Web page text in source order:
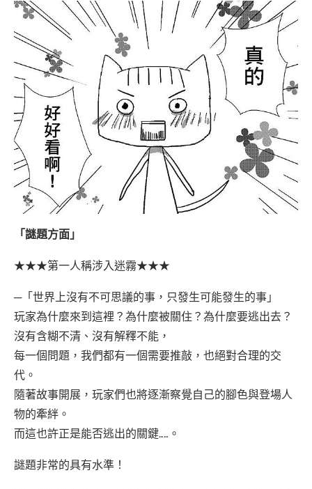
「謎題方面」
★★★第一人稱涉入迷霧★★★
─「世界上沒有不可思議的事，只發生可能發生的事」
玩家為什麼來到這裡？為什麼被關住？為什麼要逃出去？
沒有含糊不清、沒有解釋不能，
每一個問題，我們都有一個需要推敲，也絕對合理的交
代。
隨著故事開展，玩家們也將逐漸察覺自己的腳色與登場人
物的牽絆。
而這也許正是能否逃出的關鍵……。
謎題非常的具有水準！